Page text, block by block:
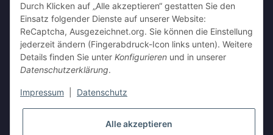
AUSGEZEICHNET
Kundenbewertungen
SEHR GUT
17.604 Bewertungen
von hier, ebay.de,
Stephen
21.07.2026
Durch Klicken auf „Alle akzeptieren“ gestatten Sie den
Einsatz folgender Dienste auf unserer Website:
ReCaptcha, Ausgezeichnet.org. Sie können die Einstellung
jederzeit ändern (Fingerabdruck-Icon links unten). Weitere
Details finden Sie unter Konfigurieren und in unserer
Datenschutzerklärung.
Impressum Datenschutz
Alle akzeptieren